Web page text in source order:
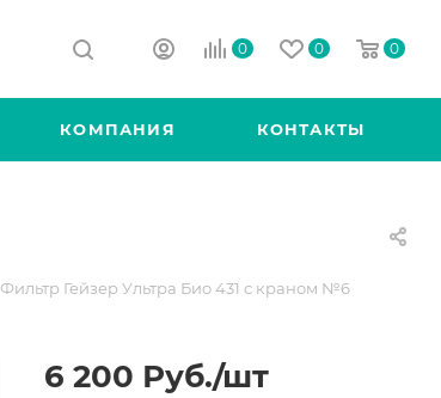
0 0 0
КОМПАНИЯ КОНТАКТЫ
Фильтр Гейзер Ультра Био 431 с краном №6
6 200 Руб./шт